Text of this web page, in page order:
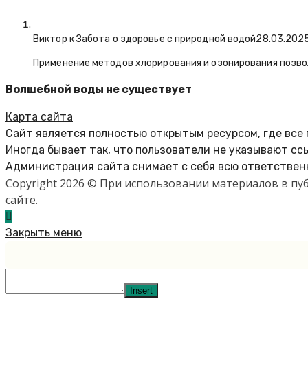
Виктор кЗабота о здоровье с природной водой
Применение методов хлорирования и озонирования
Волшебной воды не существует
Карта сайта
Сайт является полностью открытым ресурсом, где
Иногда бывает так, что пользователи не указывают
Администрация сайта снимает с себя всю
Copyright 2026 © При использовании материалов в
сайте.
Закрыть меню
Insert